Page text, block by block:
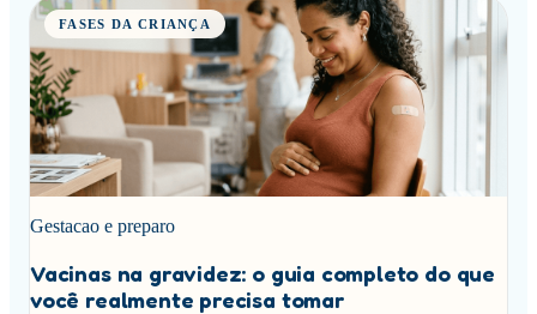
FASES DA CRIANÇA
Gestacao e preparo
Vacinas na gravidez: o guia completo do que
você realmente precisa tomar